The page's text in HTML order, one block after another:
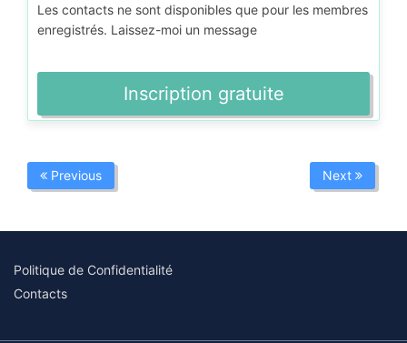
Les contacts ne sont disponibles que pour les membres
enregistrés. Laissez-moi un message
Inscription gratuite
Previous Next
Politique de Confidentialité
Contacts